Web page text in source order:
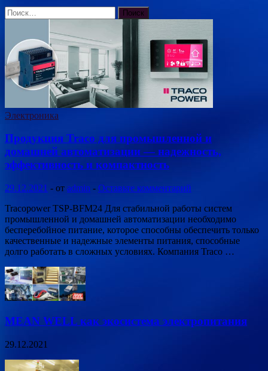
Найти:
Электроника
Продукция Traco для промышленной и
домашней автоматизации — надежность,
эффективность и компактность
29.12.2021 - от admin - Оставьте комментарий
Tracopower TSP-BFM24 Для стабильной работы систем
промышленной и домашней автоматизации необходимо
бесперебойное питание, которое способны обеспечить только
качественные и надежные элементы питания, способные
долго работать в сложных условиях. Компания Traco …
MEAN WELL как экосистема электропитания
29.12.2021